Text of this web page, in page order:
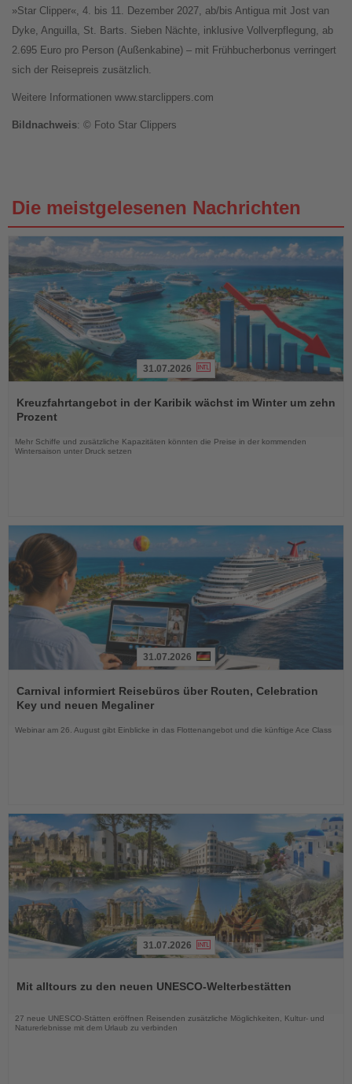
»Star Clipper«, 4. bis 11. Dezember 2027, ab/bis Antigua mit Jost van
Dyke, Anguilla, St. Barts. Sieben Nächte, inklusive Vollverpflegung, ab
2.695 Euro pro Person (Außenkabine) – mit Frühbucherbonus verringert
sich der Reisepreis zusätzlich.
Weitere Informationen www.starclippers.com
Bildnachweis: © Foto Star Clippers
Die meistgelesenen Nachrichten
Sie
die
31.07.2026
Kreuzfahrtangebot in der Karibik wächst im Winter um zehn
Prozent
Mehr Schiffe und zusätzliche Kapazitäten könnten die Preise in der kommenden
Wintersaison unter Druck setzen
Sie
die
Nachrichten
31.07.2026
Carnival informiert Reisebüros über Routen, Celebration
Key und neuen Megaliner
Webinar am 26. August gibt Einblicke in das Flottenangebot und die künftige Ace Class
die
31.07.2026
Mit alltours zu den neuen UNESCO-Welterbestätten
27 neue UNESCO-Stätten eröffnen Reisenden zusätzliche Möglichkeiten, Kultur- und
Naturerlebnisse mit dem Urlaub zu verbinden